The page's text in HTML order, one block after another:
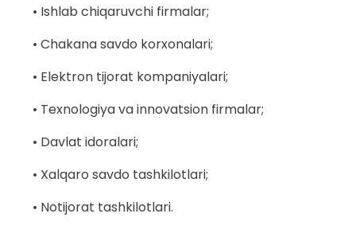
• Ishlab chiqaruvchi firmalar;
• Chakana savdo korxonalari;
• Elektron tijorat kompaniyalari;
• Texnologiya va innovatsion firmalar;
• Davlat idoralari;
• Xalqaro savdo tashkilotlari;
• Notijorat tashkilotlari.